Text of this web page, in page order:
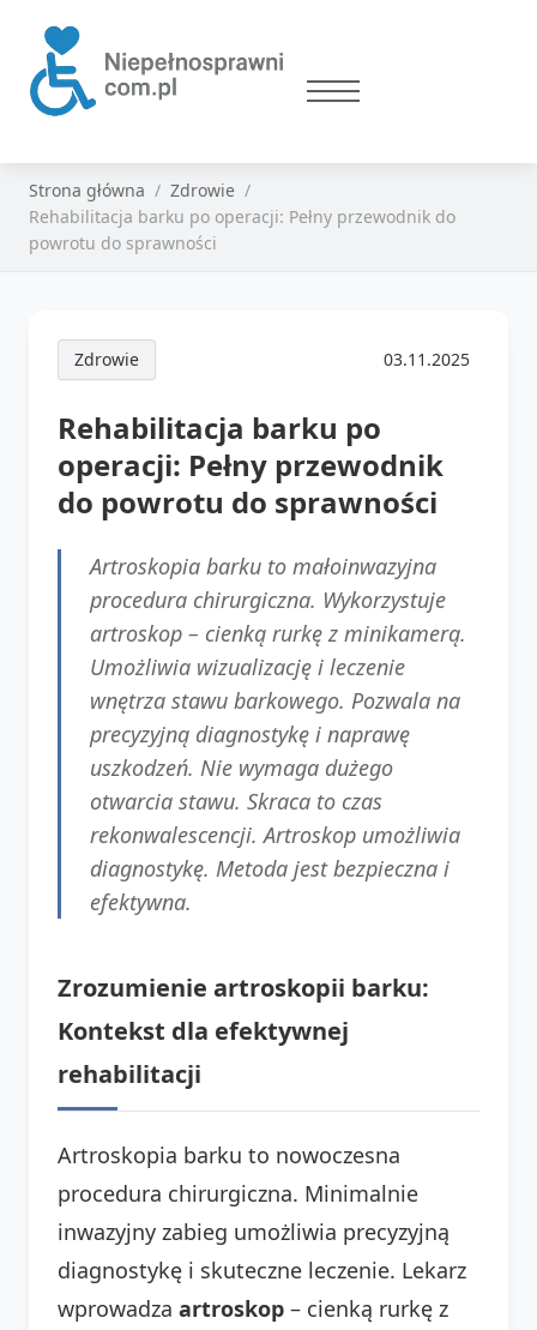
Strona główna
Zdrowie
Rehabilitacja barku po operacji: Pełny przewodnik do
powrotu do sprawności
Zdrowie 03.11.2025
Rehabilitacja barku po
operacji: Pełny przewodnik
do powrotu do sprawności
Artroskopia barku to małoinwazyjna
procedura chirurgiczna. Wykorzystuje
artroskop – cienką rurkę z minikamerą.
Umożliwia wizualizację i leczenie
wnętrza stawu barkowego. Pozwala na
precyzyjną diagnostykę i naprawę
uszkodzeń. Nie wymaga dużego
otwarcia stawu. Skraca to czas
rekonwalescencji. Artroskop umożliwia
diagnostykę. Metoda jest bezpieczna i
efektywna.
Zrozumienie artroskopii barku:
Kontekst dla efektywnej
rehabilitacji
Artroskopia barku to nowoczesna
procedura chirurgiczna. Minimalnie
inwazyjny zabieg umożliwia precyzyjną
diagnostykę i skuteczne leczenie. Lekarz
wprowadza artroskop – cienką rurkę z